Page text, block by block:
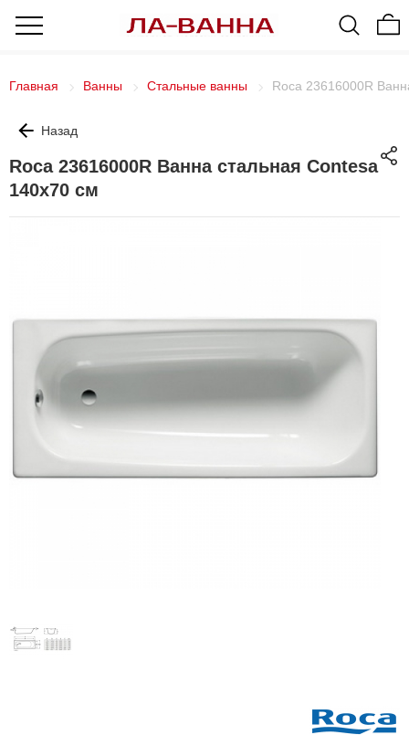
Главная Ванны Стальные ванны Roca 23616000R
Назад
Roca 23616000R Ванна стальная Contesa
140x70 см